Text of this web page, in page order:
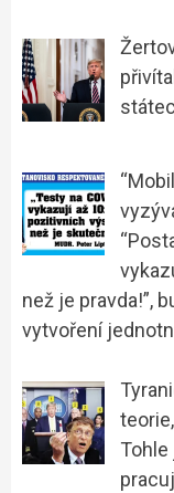
než je pravda!”,
vytvoření